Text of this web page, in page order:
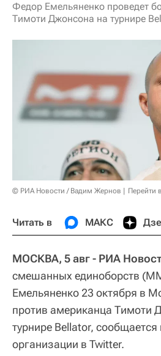
Федор Емельяненко проведет
Тимоти Джонсона на турнире
© РИА Новости / Вадим Жернов Перейти
Читать в МАКС
МОСКВА, 5 авг - РИА
смешанных единоборств
Емельяненко 23 октября в
против американца Тимоти
турнире Bellator, сообщается
организации в Twitter.